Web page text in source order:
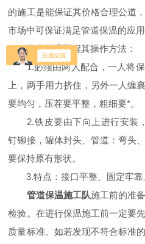
的施工是能保证其价格合理公道
市场中可保证满足管道保温的应用
管道保温工程其操作方法：
1.必须由两人配合，一人将保
上，两手用力挤住，另外一人缠
要均匀，压茬要平整，粗细要*。
2.铁皮要由下向上进行安装
钉铆接，罐体封头、管道：弯头
要保持原有形状。
3.特点：接口平整、固定牢靠
管道保温施工队施工前的准
检验。在进行保温施工前一定要
质量标准。如若发现不符合标准